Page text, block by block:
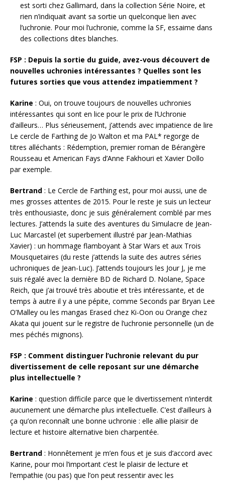
est sorti chez Gallimard, dans la collection Série Noire, et
rien n’indiquait avant sa sortie un quelconque lien avec
l’uchronie. Pour moi l’uchronie, comme la SF, essaime dans
des collections dites blanches.
FSP : Depuis la sortie du guide, avez-vous découvert de
nouvelles uchronies intéressantes ? Quelles sont les
futures sorties que vous attendez impatiemment ?
Karine : Oui, on trouve toujours de nouvelles uchronies
intéressantes qui sont en lice pour le prix de l’Uchronie
d’ailleurs… Plus sérieusement, j’attends avec impatience de lire
Le cercle de Farthing de Jo Walton et ma PAL* regorge de
titres alléchants : Rédemption, premier roman de Bérangère
Rousseau et American Fays d’Anne Fakhouri et Xavier Dollo
par exemple.
Bertrand : Le Cercle de Farthing est, pour moi aussi, une de
mes grosses attentes de 2015. Pour le reste je suis un lecteur
très enthousiaste, donc je suis généralement comblé par mes
lectures. J’attends la suite des aventures du Simulacre de Jean-
Luc Marcastel (et superbement illustré par Jean-Mathias
Xavier) : un hommage flamboyant à Star Wars et aux Trois
Mousquetaires (du reste j’attends la suite des autres séries
uchroniques de Jean-Luc). J’attends toujours les Jour J, je me
suis régalé avec la dernière BD de Richard D. Nolane, Space
Reich, que j’ai trouvé très aboutie et très intéressante, et de
temps à autre il y a une pépite, comme Seconds par Bryan Lee
O’Malley ou les mangas Erased chez Ki-Oon ou Orange chez
Akata qui jouent sur le registre de l’uchronie personnelle (un de
mes péchés mignons).
FSP : Comment distinguer l’uchronie relevant du pur
divertissement de celle reposant sur une démarche
plus intellectuelle ?
Karine : question difficile parce que le divertissement n’interdit
aucunement une démarche plus intellectuelle. C’est d’ailleurs à
ça qu’on reconnaît une bonne uchronie : elle allie plaisir de
lecture et histoire alternative bien charpentée.
Bertrand : Honnêtement je m’en fous et je suis d’accord avec
Karine, pour moi l’important c’est le plaisir de lecture et
l’empathie (ou pas) que l’on peut ressentir avec les